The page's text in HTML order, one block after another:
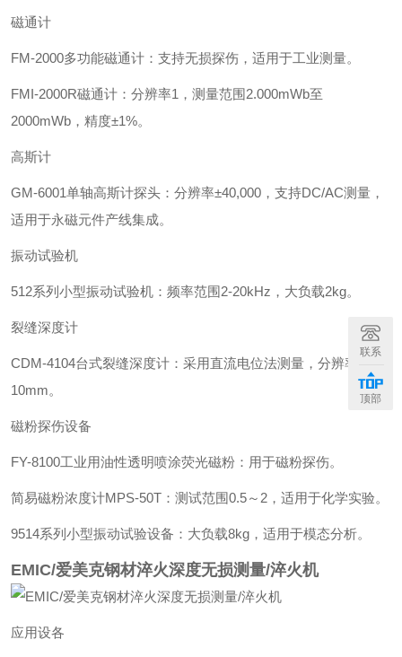
磁通计‌
‌FM-2000多功能磁通计‌：支持无损探伤，适用于工业测量。
‌FMI-2000R磁通计‌：分辨率1，测量范围2.000mWb至
2000mWb，精度±1%。
‌高斯计‌
‌GM-6001单轴高斯计探头‌：分辨率±40,000，支持DC/AC测量，
适用于永磁元件产线集成。
‌振动试验机‌
‌512系列小型振动试验机‌：频率范围2-20kHz，大负载2kg。
裂缝深度计‌
‌CDM-4104台式裂缝深度计‌：采用直流电位法测量，分辨率
10mm。
磁粉探伤设备‌
‌FY-8100工业用油性透明喷涂荧光磁粉‌：用于磁粉探伤。
‌简易磁粉浓度计MPS-50T‌：测试范围0.5～2，适用于化学实验。
‌9514系列小型振动试验设备‌：大负载8kg，适用于模态分析。
EMIC/爱美克钢材淬火深度无损测量/淬火机
应用设各
联系
顶部